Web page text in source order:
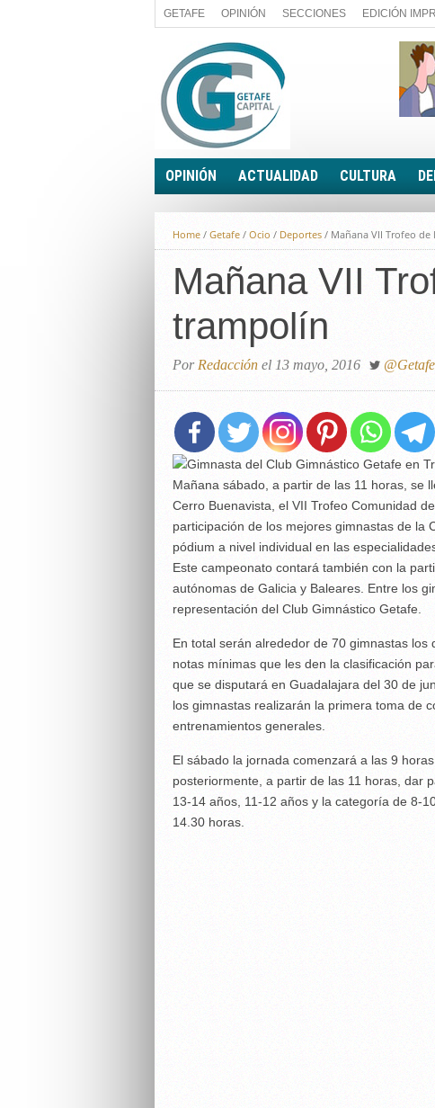
GETAFE OPINIÓN SECCIONES EDICIÓN
OPINIÓN
A FIN DE CUENTAS
PALABRA DE CONCEJAL
LA PIEDRA DE SÍSIFO
EL SACAPUNTAS
TODAS LAS BANDERAS
ROTAS
ACTUALIDAD
POLÍTICA
ECONOMÍA
BREVES
CULTURA
Home / Getafe / Ocio / Deportes / Mañana VII Trofeo
Mañana VII
trampolín
Por Redacción el 13 mayo, 2016
Mañana sábado, a partir de las 11 horas, se
Cerro Buenavista, el VII Trofeo Comunidad
participación de los mejores gimnastas de la
pódium a nivel individual en las
Este campeonato contará también con la
autónomas de Galicia y Baleares. Entre los
representación del Club Gimnástico Getafe.
En total serán alrededor de 70 gimnastas
notas mínimas que les den la clasificación
que se disputará en Guadalajara del 30 de
los gimnastas realizarán la primera toma de
entrenamientos generales.
El sábado la jornada comenzará a las 9
posteriormente, a partir de las 11 horas, dar
13-14 años, 11-12 años y la categoría de 8-
14.30 horas.